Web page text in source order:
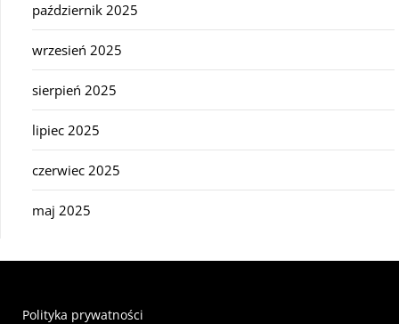
październik 2025
wrzesień 2025
sierpień 2025
lipiec 2025
czerwiec 2025
maj 2025
Polityka prywatności